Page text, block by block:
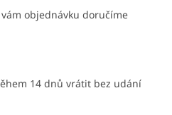
objednávku doručíme
14 dnů vrátit bez udání